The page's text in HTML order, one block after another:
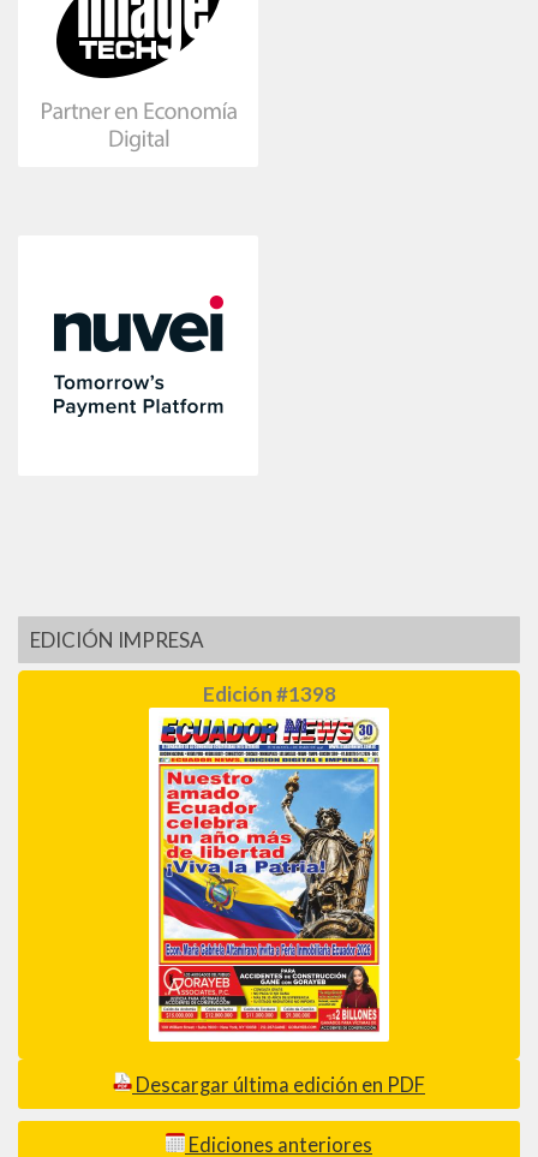
EDICIÓN IMPRESA
Edición #1398
Descargar última edición en PDF
Ediciones anteriores